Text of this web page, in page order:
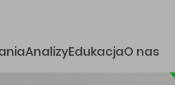
AnalizyEdukacjaO nas